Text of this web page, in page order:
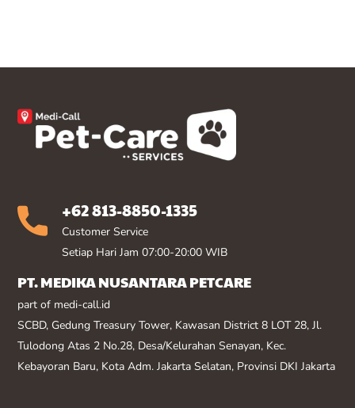
+62 813-8850-1335
Customer Service
Setiap Hari Jam 07:00-20:00 WIB
PT. MEDIKA NUSANTARA PETCARE
part of medi-call.id
SCBD, Gedung Treasury Tower, Kawasan District 8 LOT 28, Jl.
Tulodong Atas 2 No.28, Desa/Kelurahan Senayan, Kec.
Kebayoran Baru, Kota Adm. Jakarta Selatan, Provinsi DKI Jakarta